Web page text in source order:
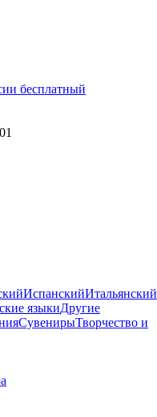
бесплатный
ИспанскийИтальянский
языкиДругие
СувенирыТворчество и